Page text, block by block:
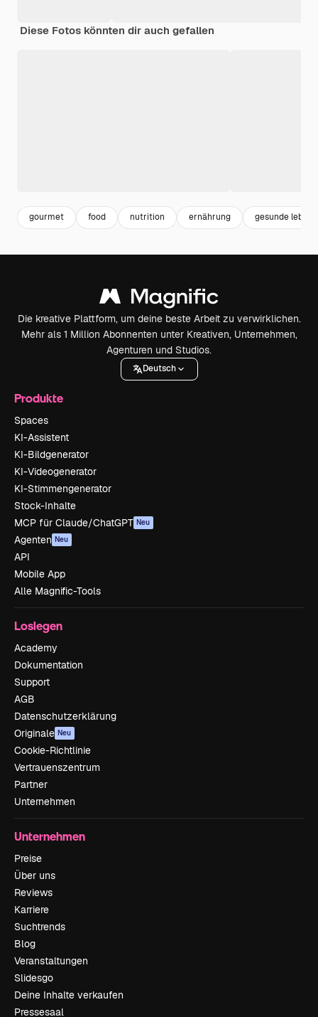
Diese Fotos könnten dir auch gefallen
gourmet food nutrition ernährung gesunde
Die kreative Plattform, um deine beste Arbeit zu verwirklichen.
Mehr als 1 Million Abonnenten unter Kreativen, Unternehmen,
Agenturen und Studios.
Deutsch
Produkte
Spaces
KI-Assistent
KI-Bildgenerator
KI-Videogenerator
KI-Stimmengenerator
Stock-Inhalte
MCP für Claude/ChatGPT Neu
Agenten Neu
API
Mobile App
Alle Magnific-Tools
Loslegen
Academy
Dokumentation
Support
AGB
Datenschutzerklärung
Originale Neu
Cookie-Richtlinie
Vertrauenszentrum
Partner
Unternehmen
Unternehmen
Preise
Über uns
Reviews
Karriere
Suchtrends
Blog
Veranstaltungen
Slidesgo
Deine Inhalte verkaufen
Pressesaal